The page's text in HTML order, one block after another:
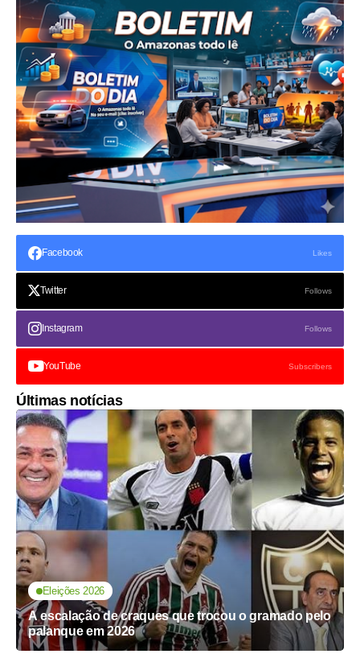
Facebook Likes
Twitter Follows
Instagram Follows
YouTube Subscribers
Últimas notícias
Eleições 2026
A escalação de craques que trocou o gramado pelo
palanque em 2026